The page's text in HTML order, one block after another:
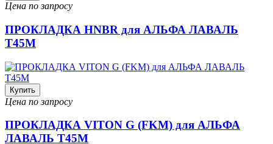
Цена по запросу
ПРОКЛАДКА HNBR для АЛЬФА ЛАВАЛЬ
T45M
Купить
Цена по запросу
ПРОКЛАДКА VITON G (FKM) для АЛЬФА
ЛАВАЛЬ T45M